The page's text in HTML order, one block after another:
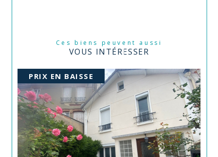
Ces biens peuvent aussi
VOUS INTÉRESSER
PRIX EN BAISSE